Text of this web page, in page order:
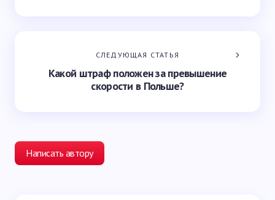
СЛЕДУЮЩАЯ СТАТЬЯ
Какой штраф положен за превышение
скорости в Польше?
Написать автору